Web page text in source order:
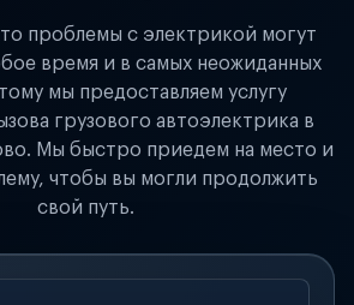
проблемы с электрикой могут
время и в самых неожиданных
мы предоставляем услугу
грузового автоэлектрика в
Мы быстро приедем на место и
чтобы вы могли продолжить
свой путь.